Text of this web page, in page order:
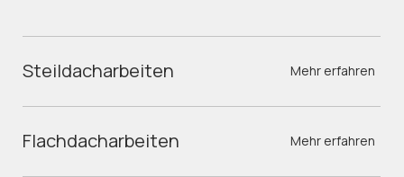
Steildacharbeiten Mehr erfahren
Flachdacharbeiten Mehr erfahren